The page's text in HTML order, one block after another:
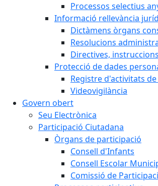
Processos selectius
Informació rellevància
Dictàmens òrgans
Resolucions
Directives,
Protecció de dades
Registre d'activitats
Videovigilància
Govern obert
Seu Electrònica
Participació Ciutadana
Òrgans de participació
Consell d'Infants
Consell Escolar
Comissió de